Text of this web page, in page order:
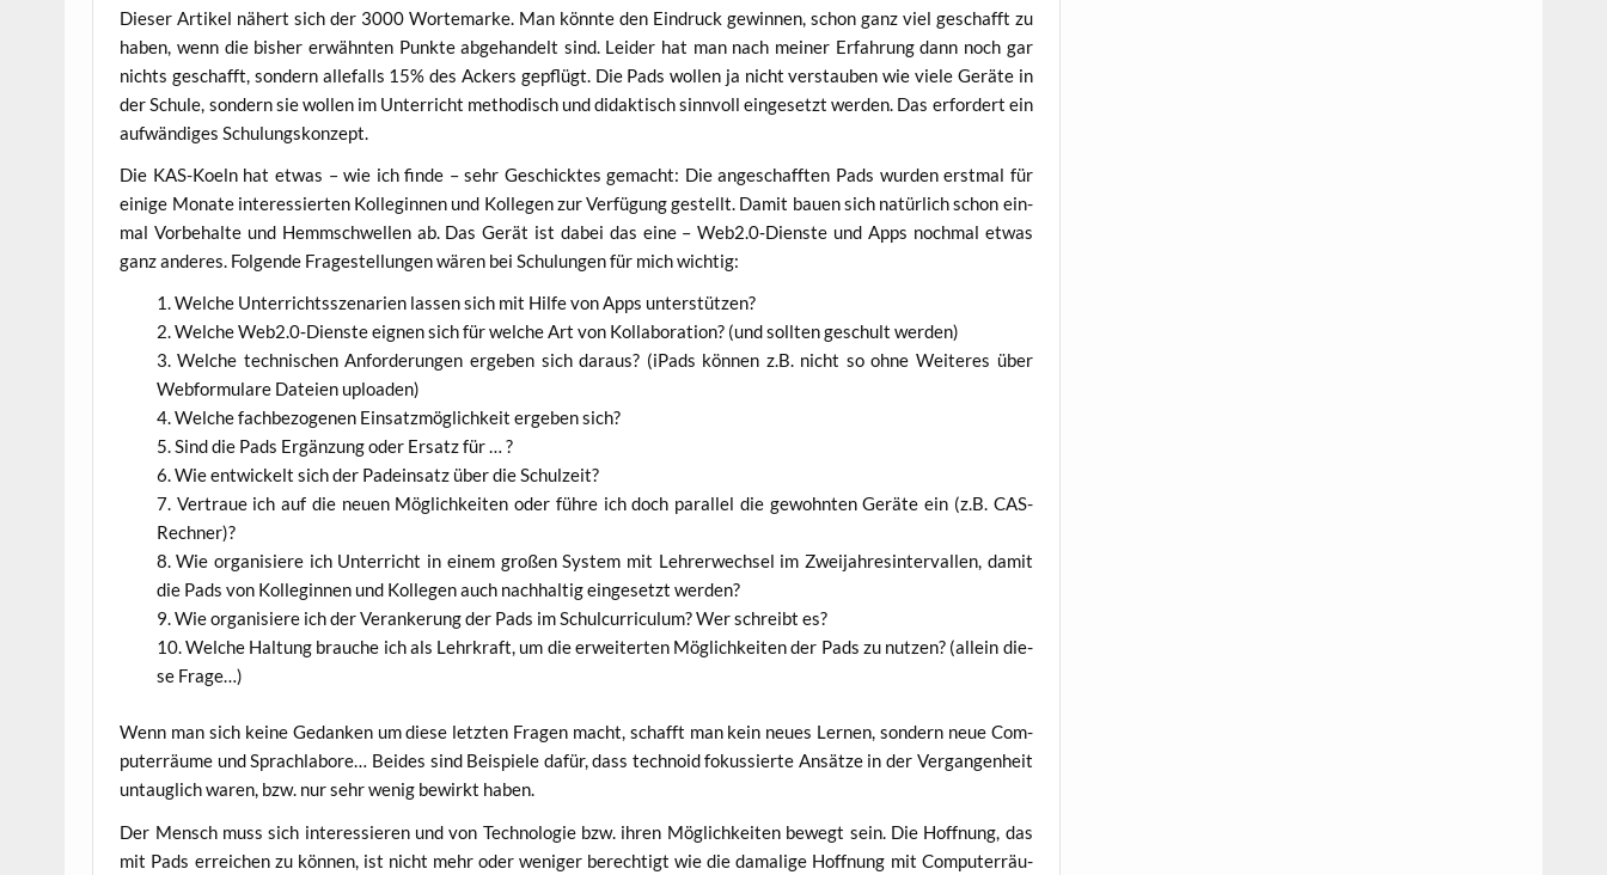
Die­ser Arti­kel nähert sich der 3000 Worte­mar­ke. Man könn­te den Ein­druck gewin­nen, schon ganz viel geschafft zu
haben, wenn die bis­her erwähn­ten Punk­te abge­han­delt sind. Lei­der hat man nach mei­ner Erfah­rung dann noch gar
nichts geschafft, son­dern alle­falls 15% des Ackers gepflügt. Die Pads wol­len ja nicht ver­stau­ben wie vie­le Gerä­te in
der Schu­le, son­dern sie wol­len im Unter­richt metho­disch und didak­tisch sinn­voll ein­ge­setzt wer­den. Das erfor­dert ein
auf­wän­di­ges Schulungskonzept.
Die KAS-Koeln hat etwas – wie ich fin­de – sehr Geschick­tes gemacht: Die ange­schaff­ten Pads wur­den erst­mal für
eini­ge Mona­te inter­es­sier­ten Kol­le­gin­nen und Kol­le­gen zur Ver­fü­gung gestellt. Damit bau­en sich natür­lich schon ein­
mal Vor­be­hal­te und Hemm­schwel­len ab. Das Gerät ist dabei das eine – Web2.0‑Dienste und Apps noch­mal etwas
ganz ande­res. Fol­gen­de Fra­ge­stel­lun­gen wären bei Schu­lun­gen für mich wichtig:
Wel­che Unter­richts­sze­na­ri­en las­sen sich mit Hil­fe von Apps unterstützen?
Wel­che Web2.0‑Dienste eig­nen sich für wel­che Art von Kol­la­bo­ra­ti­on? (und soll­ten geschult werden)
Wel­che tech­ni­schen Anfor­de­run­gen erge­ben sich dar­aus? (iPads kön­nen z.B. nicht so ohne Wei­te­res über
Web­for­mu­la­re Datei­en uploaden)
Wel­che fach­be­zo­ge­nen Ein­satz­mög­lich­keit erge­ben sich?
Sind die Pads Ergän­zung oder Ersatz für … ?
Wie ent­wi­ckelt sich der Pad­ein­satz über die Schulzeit?
Ver­traue ich auf die neu­en Mög­lich­kei­ten oder füh­re ich doch par­al­lel die gewohn­ten Gerä­te ein (z.B. CAS-
Rechner)?
Wie orga­ni­sie­re ich Unter­richt in einem gro­ßen Sys­tem mit Leh­rer­wech­sel im Zwei­jah­res­in­ter­val­len, damit
die Pads von Kol­le­gin­nen und Kol­le­gen auch nach­hal­tig ein­ge­setzt werden?
Wie orga­ni­sie­re ich der Ver­an­ke­rung der Pads im Schul­cur­ri­cu­lum? Wer schreibt es?
Wel­che Hal­tung brau­che ich als Lehr­kraft, um die erwei­ter­ten Mög­lich­kei­ten der Pads zu nut­zen? (allein die­
se Frage…)
Wenn man sich kei­ne Gedan­ken um die­se letz­ten Fra­gen macht, schafft man kein neu­es Ler­nen, son­dern neue Com­
pu­ter­räu­me und Sprach­la­bo­re… Bei­des sind Bei­spie­le dafür, dass tech­no­id fokus­sier­te Ansät­ze in der Ver­gan­gen­heit
untaug­lich waren, bzw. nur sehr wenig bewirkt haben.
Der Mensch muss sich inter­es­sie­ren und von Tech­no­lo­gie bzw. ihren Mög­lich­kei­ten bewegt sein. Die Hoff­nung, das
mit Pads errei­chen zu kön­nen, ist nicht mehr oder weni­ger berech­tigt wie die dama­li­ge Hoff­nung mit Com­pu­ter­räu­